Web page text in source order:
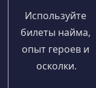
Используйте
билеты найма,
опыт героев и
осколки.